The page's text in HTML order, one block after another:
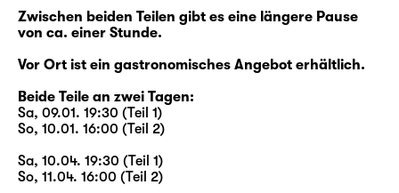
Wochen versunken in den Proben für das
Stück, das gerade aus seinem Erfolgsroman
„Loved Boy“ entsteht. Die neue Freundschaft
zwischen Walter und Eric aber endet jäh, als
Walter plötzlich stirbt. Plötzlich zumindest für
alle anderen: Er hatte niemandem von seiner
Krebserkrankung erzählt. Aber er hat Eric
eine unbekannte Welt eröffnet.
Zwischen beiden Teilen gibt es eine längere Pause
von ca. einer Stunde.
Vor Ort ist ein gastronomisches Angebot erhältlich.
Beide Teile an zwei Tagen:
Sa, 09.01. 19:30 (Teil 1)
So, 10.01. 16:00 (Teil 2)
Sa, 10.04. 19:30 (Teil 1)
So, 11.04. 16:00 (Teil 2)